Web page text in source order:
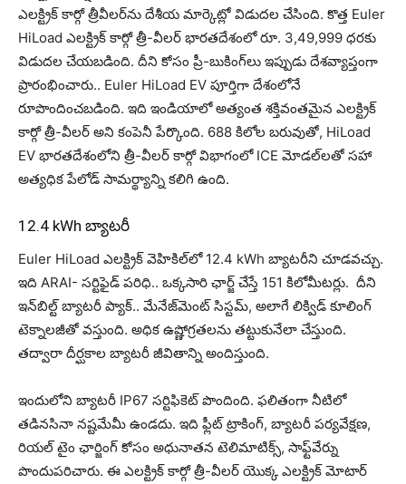
ఎలక్ట్రిక్ కార్గో త్రీవీలర్‌ను దేశీయ మార్కెట్లో విడుదల చేసింది. కొత్త Euler
HiLoad ఎలక్ట్రిక్ కార్గో త్రీ-వీలర్ భారతదేశంలో రూ. 3,49,999 ధ‌ర‌కు
విడుదల చేయబడింది. దీని కోసం ప్రీ-బుకింగ్‌లు ఇప్పుడు దేశవ్యాప్తంగా
ప్రారంభించారు.. Euler HiLoad EV పూర్తిగా దేశంలోనే
రూపొందించబడింది. ఇది ఇండియాలో అత్యంత శక్తివంతమైన ఎలక్ట్రిక్
కార్గో త్రీ-వీలర్ అని కంపెనీ పేర్కొంది. 688 కిలోల బరువుతో, HiLoad
EV భారతదేశంలోని త్రీ-వీలర్ కార్గో విభాగంలో ICE మోడల్‌లతో సహా
అత్యధిక పేలోడ్ సామర్థ్యాన్ని కలిగి ఉంది.
12.4 kWh బ్యాటరీ
Euler HiLoad ఎల‌క్ట్రిక్ వెహికిల్‌లో 12.4 kWh బ్యాటరీని చూడ‌వ‌చ్చు.
ఇది ARAI- సర్టిఫైడ్ పరిధి.. ఒక్కసారి ఛార్జ్ చేస్తే 151 కిలోమీట‌ర్లు. దీని
ఇన్‌బిల్ట్ బ్యాటరీ ప్యాక్.. మేనేజ్‌మెంట్ సిస్టమ్, అలాగే లిక్విడ్ కూలింగ్
టెక్నాలజీతో వస్తుంది. అధిక ఉష్ణోగ్రతలను తట్టుకునేలా చేస్తుంది.
తద్వారా దీర్ఘకాల బ్యాటరీ జీవితాన్ని అందిస్తుంది.
ఇందులోని బ్యాట‌రీ IP67 సర్టిఫికెట్ పొందింది. ఫ‌లితంగా నీటిలో
త‌డిన‌సినా న‌ష్ట‌మేమీ ఉండ‌దు. ఇది ఫ్లీట్ ట్రాకింగ్, బ్యాటరీ పర్యవేక్షణ,
రియ‌ల్‌ టైం ఛార్జింగ్ కోసం అధునాతన టెలిమాటిక్స్, సాఫ్ట్‌వేర్ను
పొందుప‌రిచారు. ఈ ఎలక్ట్రిక్ కార్గో త్రీ-వీలర్ యొక్క ఎలక్ట్రిక్ మోటార్